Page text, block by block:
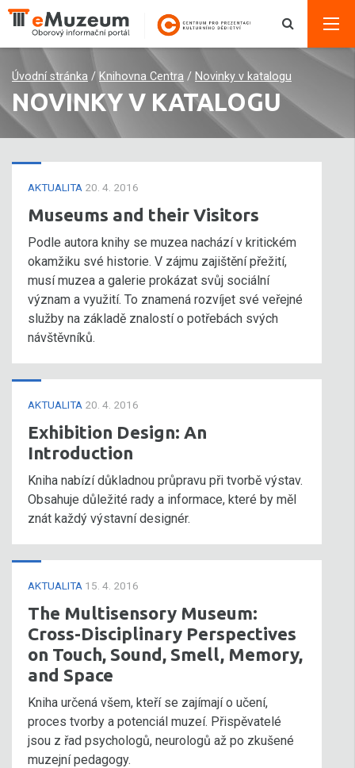
Úvodní stránka / Knihovna Centra / Novinky v katalogu
NOVINKY V KATALOGU
AKTUALITA 20. 4. 2016
Museums and their Visitors
Podle autora knihy se muzea nachází v kritickém
okamžiku své historie. V zájmu zajištění přežití,
musí muzea a galerie prokázat svůj sociální
význam a využití. To znamená rozvíjet své veřejné
služby na základě znalostí o potřebách svých
návštěvníků.
AKTUALITA 20. 4. 2016
Exhibition Design: An
Introduction
Kniha nabízí důkladnou průpravu při tvorbě výstav.
Obsahuje důležité rady a informace, které by měl
znát každý výstavní designér.
AKTUALITA 15. 4. 2016
The Multisensory Museum:
Cross-Disciplinary Perspectives
on Touch, Sound, Smell, Memory,
and Space
Kniha určená všem, kteří se zajímají o učení,
proces tvorby a potenciál muzeí. Přispěvatelé
jsou z řad psychologů, neurologů až po zkušené
muzejní pedagogy.